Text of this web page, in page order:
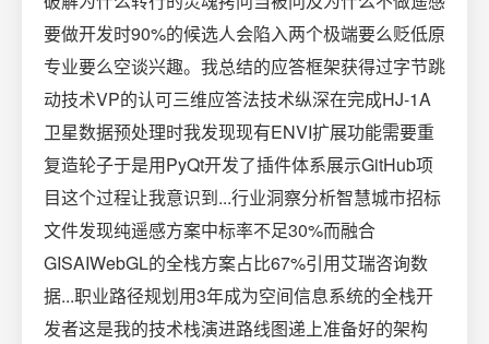
要做开发时90%的候选人会陷入两个极端要么贬低原
专业要么空谈兴趣。我总结的应答框架获得过字节跳
动技术VP的认可三维应答法技术纵深在完成HJ-1A
卫星数据预处理时我发现现有ENVI扩展功能需要重
复造轮子于是用PyQt开发了插件体系展示GitHub项
目这个过程让我意识到...行业洞察分析智慧城市招标
文件发现纯遥感方案中标率不足30%而融合
GISAIWebGL的全栈方案占比67%引用艾瑞咨询数
据...职业路径规划用3年成为空间信息系统的全栈开
发者这是我的技术栈演进路线图递上准备好的架构